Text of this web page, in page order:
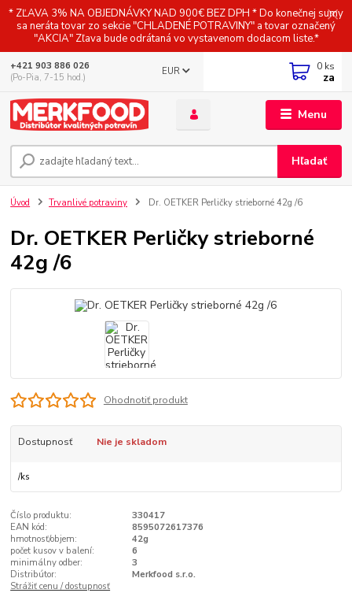
* ZĽAVA 3% NA OBJEDNÁVKY NAD 900€ BEZ DPH * Do konečnej sumy
sa neráta tovar zo sekcie "CHLADENÉ POTRAVINY" a tovar označený
"AKCIA" Zľava bude odrátaná vo vystavenom dodacom liste.*
Menu
EUR
Hľadať
+421 903 886 026
(Po-Pia, 7-15 hod.)
0 ks
za
Úvod Trvanlivé potraviny Dr. OETKER Perličky strieborné 42g /6
Dr. OETKER Perličky strieborné
42g /6
Ohodnotiť produkt
Dostupnosť Nie je skladom
/ks
Číslo produktu:
330417
EAN kód:
8595072617376
hmotnosť/objem:
42g
počet kusov v balení:
6
minimálny odber:
3
Distribútor:
Merkfood s.r.o.
Strážiť cenu / dostupnosť